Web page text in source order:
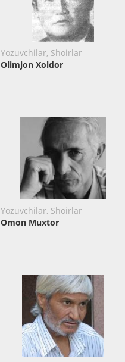
Yozuvchilar, Shoirlar
Olimjon Xoldor
Yozuvchilar, Shoirlar
Omon Muxtor